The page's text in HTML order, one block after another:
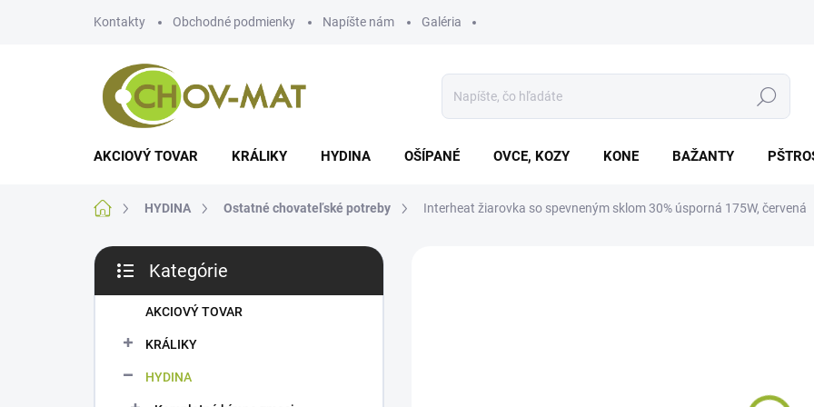
Kontakty Obchodné podmienky Napíšte nám Galéria
Hľadať
AKCIOVÝ TOVAR KRÁLIKY HYDINA OŠÍPANÉ OVCE, KOZY KONE BAŽANTY
DomovHYDINA Ostatné chovateľské potreby Interheat žiarovka so spevneným sklom 30% úsporná 175W, červená
B
č
kategórie
Kategórie
AKCIOVÝ TOVAR
KRÁLIKY
HYDINA